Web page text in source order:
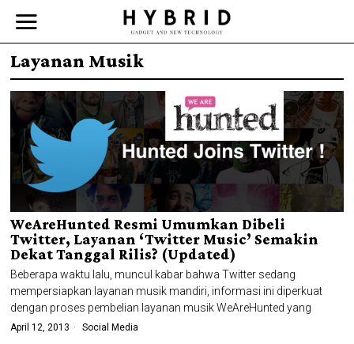
Layanan Musik
WeAreHunted Resmi Umumkan Dibeli
Twitter, Layanan ‘Twitter Music’ Semakin
Dekat Tanggal Rilis? (Updated)
Beberapa waktu lalu, muncul kabar bahwa Twitter sedang
mempersiapkan layanan musik mandiri, informasi ini diperkuat
dengan proses pembelian layanan musik WeAreHunted yang
April 12, 2013 Social Media